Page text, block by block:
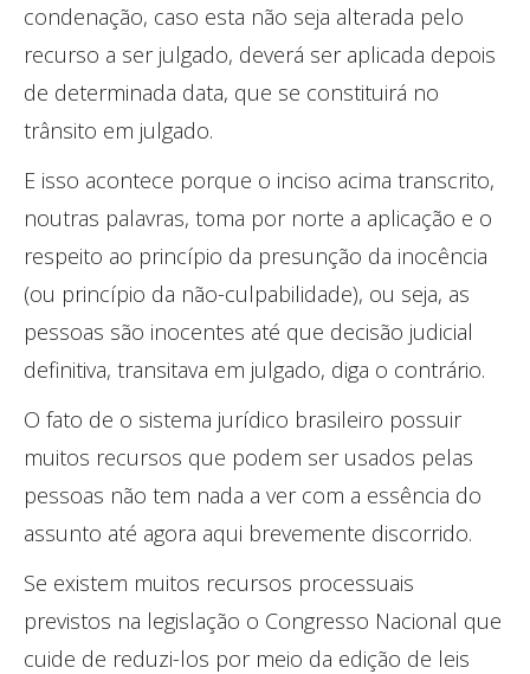
condenação, caso esta não seja alterada pelo
recurso a ser julgado, deverá ser aplicada depois
de determinada data, que se constituirá no
trânsito em julgado.
E isso acontece porque o inciso acima transcrito,
noutras palavras, toma por norte a aplicação e o
respeito ao princípio da presunção da inocência
(ou princípio da não-culpabilidade), ou seja, as
pessoas são inocentes até que decisão judicial
definitiva, transitava em julgado, diga o contrário.
O fato de o sistema jurídico brasileiro possuir
muitos recursos que podem ser usados pelas
pessoas não tem nada a ver com a essência do
assunto até agora aqui brevemente discorrido.
Se existem muitos recursos processuais
previstos na legislação o Congresso Nacional que
cuide de reduzi-los por meio da edição de leis